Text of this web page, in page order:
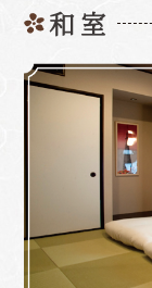
和 室